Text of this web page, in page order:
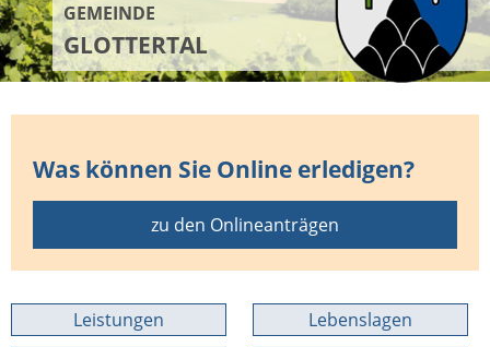
GEMEINDE
GLOTTERTAL
Was können Sie Online erledigen?
zu den Onlineanträgen
Leistungen
Lebenslagen